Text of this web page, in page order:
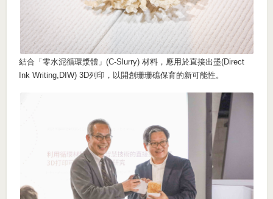
結合「零水泥循環漿體」(C-Slurry) 材料，應用於直接出墨(Direct
Ink Writing,DIW) 3D列印，以開創珊珊礁保育的新可能性。